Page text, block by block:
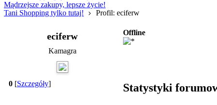
Mądrzejsze zakupy, lepsze życie!
Tani Shopping tylko tutaj!
Profil: eciferw
eciferw
Kamagra
0 [Szczegóły]
Offline
Statystyki